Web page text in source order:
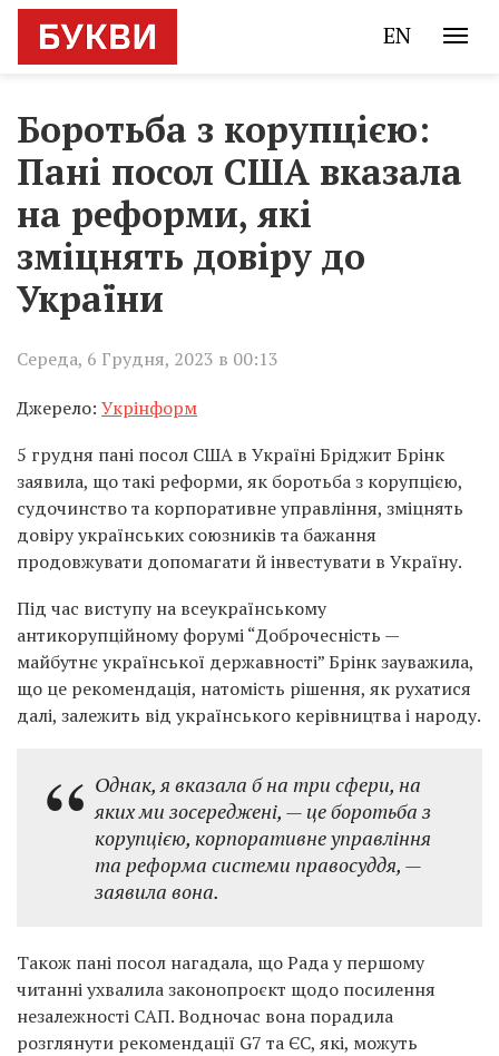
EN
Боротьба з корупцією:
Пані посол США вказала
на реформи, які
зміцнять довіру до
України
Середа, 6 Грудня, 2023 в 00:13
Джерело: Укрінформ
5 грудня пані посол США в Україні Бріджит Брінк
заявила, що такі реформи, як боротьба з корупцією,
судочинство та корпоративне управління, зміцнять
довіру українських союзників та бажання
продовжувати допомагати й інвестувати в Україну.
Під час виступу на всеукраїнському
антикорупційному форумі “Доброчесність —
майбутнє української державності” Брінк зауважила,
що це рекомендація, натомість рішення, як рухатися
далі, залежить від українського керівництва і народу.
Однак, я вказала б на три сфери, на
яких ми зосереджені, — це боротьба з
корупцією, корпоративне управління
та реформа системи правосуддя, —
заявила вона.
Також пані посол нагадала, що Рада у першому
читанні ухвалила законопроєкт щодо посилення
незалежності САП. Водночас вона порадила
розглянути рекомендації G7 та ЄС, які, можуть